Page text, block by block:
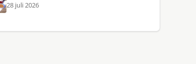
28 juli 2026